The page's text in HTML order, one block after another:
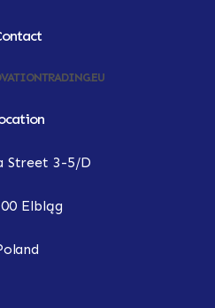
Street 3-5/D
Elbląg